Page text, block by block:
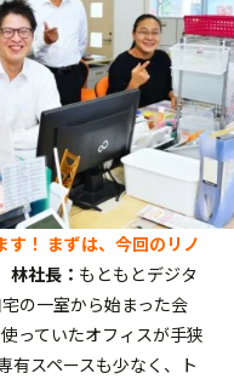
！ まずは、今回のリノ
林社長： もともとデジタ
の一室から始まった会
っていたオフィスが手狭
有スペースも少なく、ト